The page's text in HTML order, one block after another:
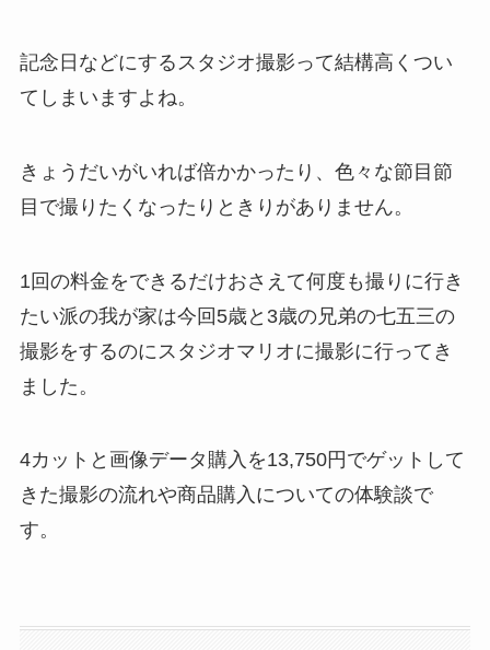
記念日などにするスタジオ撮影って結構高くつい
てしまいますよね。
きょうだいがいれば倍かかったり、色々な節目節
目で撮りたくなったりときりがありません。
1回の料金をできるだけおさえて何度も撮りに行き
たい派の我が家は今回5歳と3歳の兄弟の七五三の
撮影をするのにスタジオマリオに撮影に行ってき
ました。
4カットと画像データ購入を13,750円でゲットして
きた撮影の流れや商品購入についての体験談で
す。